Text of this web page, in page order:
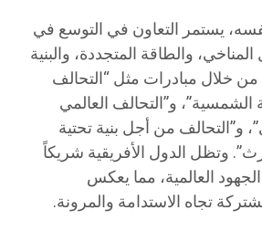
يستمر التعاون في التوسع في
والطاقة المتجددة، والبنية
من خلال مبادرات مثل “التحالف
الشمسية”، و”التحالف العالمي
و”التحالف من أجل بنية تحتية
وتظل الدول الأفريقية شريكاً
العالمية، مما يعكس
تجاه الاستدامة والمرونة.